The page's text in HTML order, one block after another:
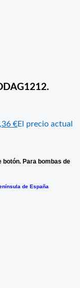
€El precio actual
botón. Para bombas de
de España